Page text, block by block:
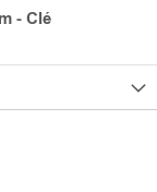
- Clé